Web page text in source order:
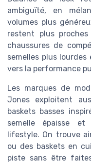
ambiguïté, en
volumes plus
restent plus
chaussures de
semelles plus
vers la performance
Les marques de
Jones exploitent
baskets basses
semelle épaisse
lifestyle. On trouve
ou des baskets en
piste sans être